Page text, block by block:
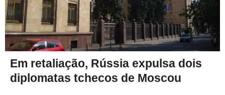
Em retaliação, Rússia expulsa dois
diplomatas tchecos de Moscou